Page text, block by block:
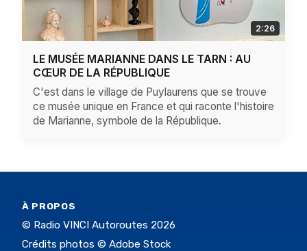
2:26
LE MUSÉE MARIANNE DANS LE TARN : AU
CŒUR DE LA RÉPUBLIQUE
C'est dans le village de Puylaurens que se trouve
ce musée unique en France et qui raconte l'histoire
de Marianne, symbole de la République.
À PROPOS
© Radio VINCI Autoroutes 2026
Crédits photos © Adobe Stock